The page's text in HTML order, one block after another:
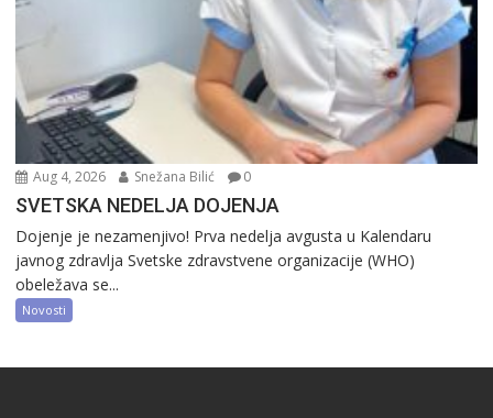
Aug 4, 2026 Snežana Bilić 0
SVETSKA NEDELJA DOJENJA
Dojenje je nezamenjivo! Prva nedelja avgusta u Kalendaru
javnog zdravlja Svetske zdravstvene organizacije (WHO)
obeležava se...
Novosti